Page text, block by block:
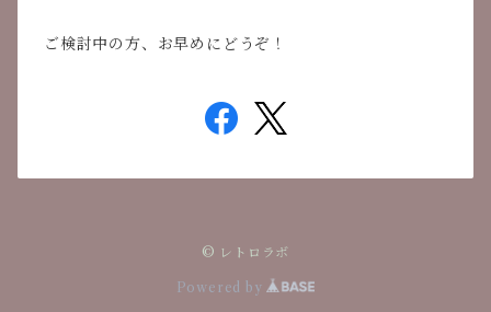
ご検討中の方、お早めにどうぞ！
© レトロラボ
Powered by